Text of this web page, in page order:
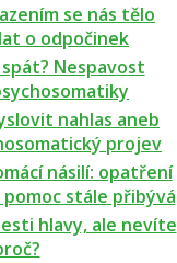
se nás tělo
o odpočinek
Nespavost
nahlas aneb
projev
násilí: opatření
pomoc stále přibývá
hlavy, ale nevíte